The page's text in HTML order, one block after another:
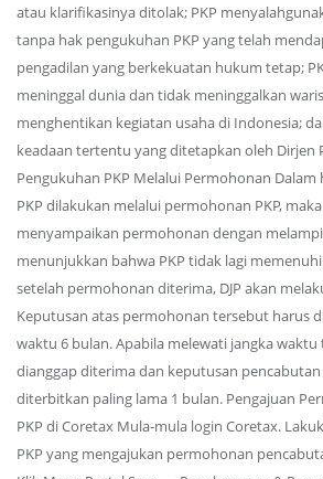
atau klarifikasinya ditolak; PKP
tanpa hak pengukuhan PKP yang telah
pengadilan yang berkekuatan hukum tetap;
meninggal dunia dan tidak meninggalkan
menghentikan kegiatan usaha di Indonesia;
keadaan tertentu yang ditetapkan oleh Dirjen
Pengukuhan PKP Melalui Permohonan
PKP dilakukan melalui permohonan PKP,
menyampaikan permohonan dengan
menunjukkan bahwa PKP tidak lagi
setelah permohonan diterima, DJP akan
Keputusan atas permohonan tersebut harus
waktu 6 bulan. Apabila melewati jangka
dianggap diterima dan keputusan
diterbitkan paling lama 1 bulan. Pengajuan
PKP di Coretax Mula-mula login Coretax.
PKP yang mengajukan permohonan